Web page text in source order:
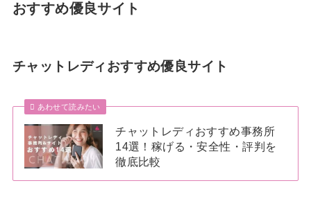
おすすめ優良サイト
チャットレディおすすめ優良サイト
あわせて読みたい
チャットレディおすすめ事務所
14選！稼げる・安全性・評判を
徹底比較